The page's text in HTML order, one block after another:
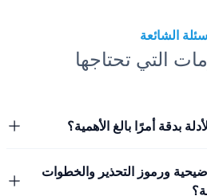
الشائعة
التي تحتاجها
بدقة أمرًا بالغ الأهمية؟
ورموز التحذير والخطوات